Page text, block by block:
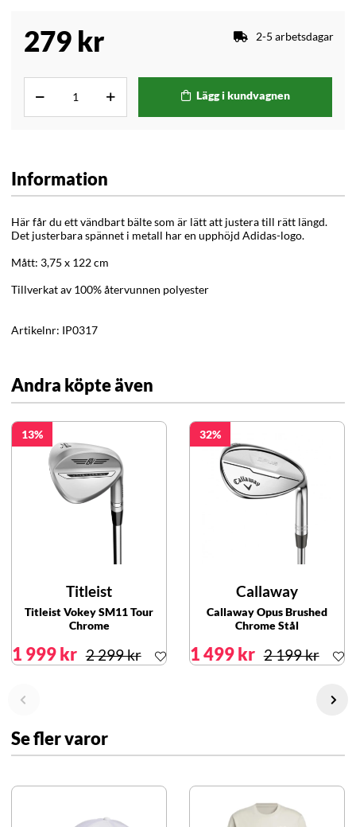
279 kr 2-5 arbetsdagar
Lägg i kundvagnen
Information
Här får du ett vändbart bälte som är lätt att justera till rätt längd.
Det justerbara spännet i metall har en upphöjd Adidas-logo.
Mått: 3,75 x 122 cm
Tillverkat av 100% återvunnen polyester
Artikelnr: IP0317
Andra köpte även
13
Titleist
Titleist Vokey SM11 Tour
Chrome
1 999 kr 2 299 kr
32
Callaway
Callaway Opus Brushed
Chrome Stål
1 499 kr 2 199 kr
Se fler varor